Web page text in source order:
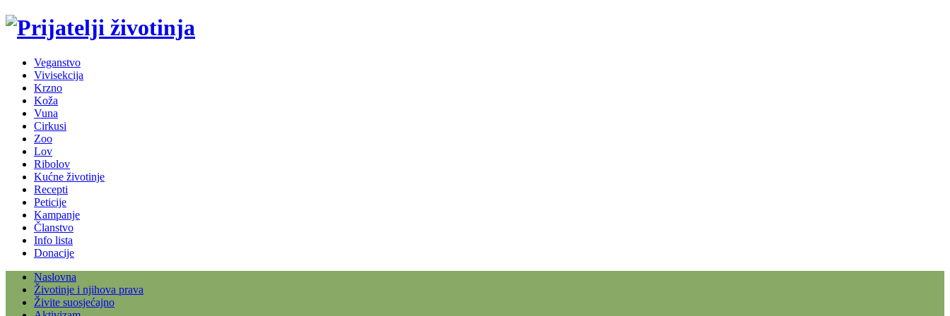
Veganstvo
Vivisekcija
Krzno
Koža
Vuna
Cirkusi
Zoo
Lov
Ribolov
Kućne životinje
Recepti
Peticije
Kampanje
Članstvo
Info lista
Donacije
Naslovna
Životinje i njihova prava
Živite suosjećajno